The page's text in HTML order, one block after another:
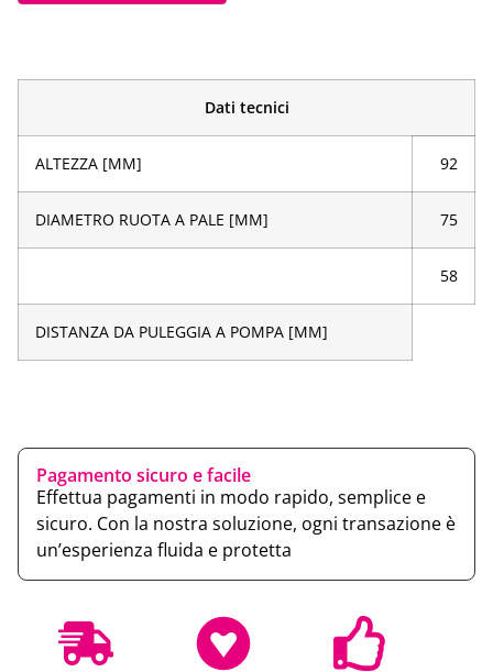
Dati tecnici
ALTEZZA [MM] 92
DIAMETRO RUOTA A PALE [MM] 75
58
DISTANZA DA PULEGGIA A POMPA [MM]
Pagamento sicuro e facile
Effettua pagamenti in modo rapido, semplice e
sicuro. Con la nostra soluzione, ogni transazione è
un’esperienza fluida e protetta